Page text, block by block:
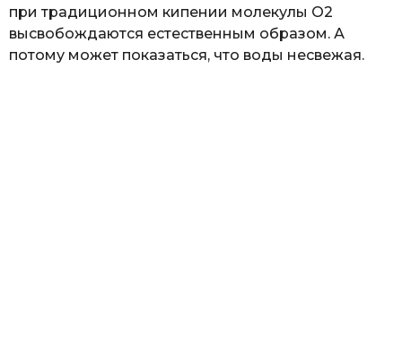
при традиционном кипении молекулы O2
высвобождаются естественным образом. А
потому может показаться, что воды несвежая.